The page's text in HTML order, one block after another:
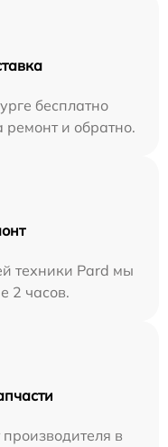
бесплатно
ремонт и обратно.
техники Pard мы
2 часов.
в